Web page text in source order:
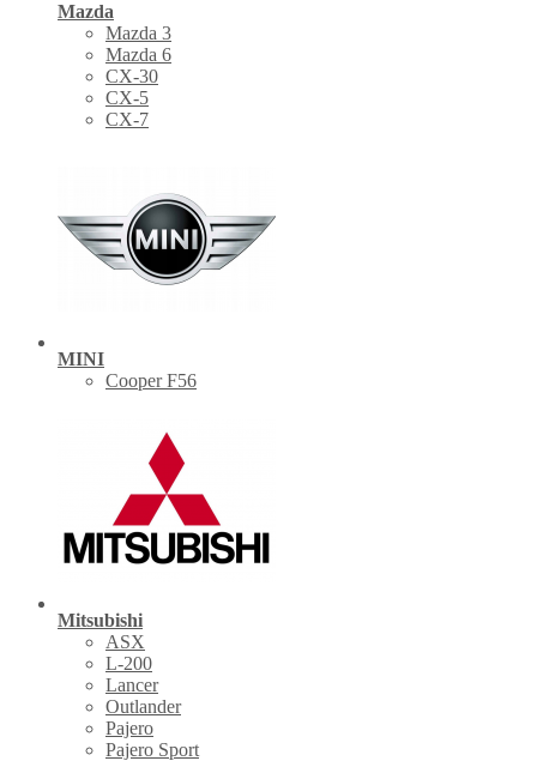
Mazda
Mazda 3
Mazda 6
CX-30
СХ-5
CX-7
MINI
Cooper F56
Mitsubishi
ASX
L-200
Lancer
Outlander
Pajero
Pajero Sport